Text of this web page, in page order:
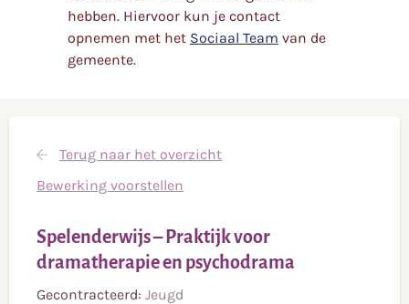
hebben. Hiervoor kun je contact
opnemen met het Sociaal Team van de
gemeente.
Terug naar het overzicht
Bewerking voorstellen
Spelenderwijs – Praktijk voor
dramatherapie en psychodrama
Gecontracteerd: Jeugd